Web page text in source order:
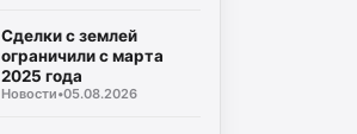
Сделки с землей
ограничили с марта
2025 года
Новости•05.08.2026